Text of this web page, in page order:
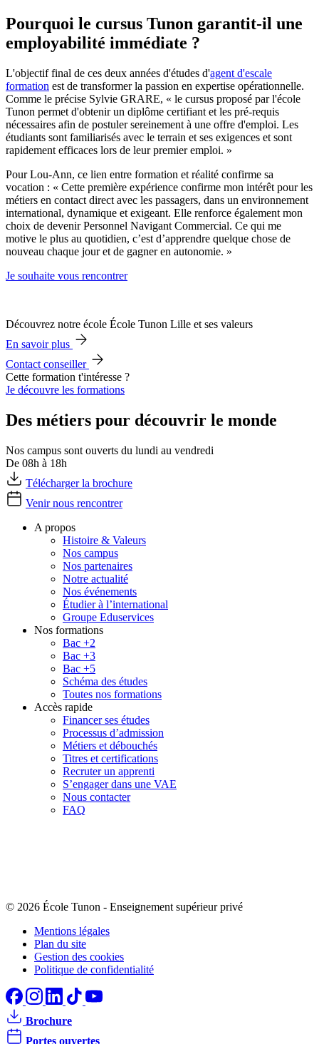
Pourquoi le cursus Tunon garantit-il une
employabilité immédiate ?
L'objectif final de ces deux années d'études d'agent d'escale
formation est de transformer la passion en expertise opérationnelle.
Comme le précise Sylvie GRARE, « le cursus proposé par l'école
Tunon permet d'obtenir un diplôme certifiant et les pré-requis
nécessaires afin de postuler sereinement à une offre d'emploi. Les
étudiants sont familiarisés avec le terrain et ses exigences et sont
rapidement efficaces lors de leur premier emploi. »
Pour Lou-Ann, ce lien entre formation et réalité confirme sa
vocation : « Cette première expérience confirme mon intérêt pour les
métiers en contact direct avec les passagers, dans un environnement
international, dynamique et exigeant. Elle renforce également mon
choix de devenir Personnel Navigant Commercial. Ce qui me
motive le plus au quotidien, c’est d’apprendre quelque chose de
nouveau chaque jour et de gagner en autonomie. »
Je souhaite vous rencontrer
Découvrez notre école École Tunon Lille et ses valeurs
En savoir plus
Contact conseiller
Cette formation t'intéresse ?
Je découvre les formations
Des métiers pour découvrir le monde
Nos campus sont ouverts du lundi au vendredi
De 08h à 18h
Télécharger la brochure
Venir nous rencontrer
A propos
Histoire & Valeurs
Nos campus
Nos partenaires
Notre actualité
Nos événements
Étudier à l’international
Groupe Eduservices
Nos formations
Bac +2
Bac +3
Bac +5
Schéma des études
Toutes nos formations
Accès rapide
Financer ses études
Processus d’admission
Métiers et débouchés
Titres et certifications
Recruter un apprenti
S’engager dans une VAE
Nous contacter
FAQ
© 2026 École Tunon - Enseignement supérieur privé
Mentions légales
Plan du site
Gestion des cookies
Politique de confidentialité
Brochure
Portes ouvertes